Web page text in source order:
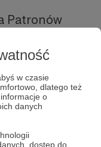
w czasie
dlatego też
o
danych
dostęp do
Patronów